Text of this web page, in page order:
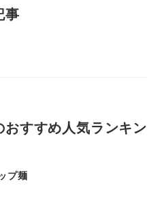
事
すすめ人気ランキン
プ麺